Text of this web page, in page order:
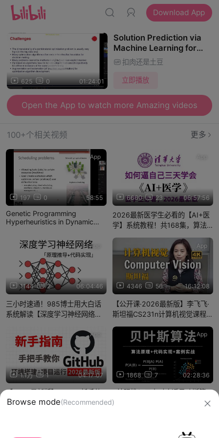
Download App
625 0 01:24:01
Solution Prediction via
Machine Learning for
Combinatorial
Optimization
扣肉还是土豆
立即播放
Open the App to watch more Amazing videos
100+个相关视频 更多
197 0 58:55
App
Genetic Programming
Hyperheuristics in Dynamic
6660 23 06:57:56
2026最新医学生必看的【AI+医
学】系统教程！共168集，算法
AI医学方向的论文和项目！AI/医
学影像/计算机视觉/AI医学/知识
1144 2 06:04:46
App
三小时速通！985博士用大白话
系统解读【深度学习神经网络】
果强多了！
4346 56 16:12:08
App
【公开课·2026最新版】李飞飞·
斯坦福CS231n计算机视觉课程
度学习、计算机视觉、神经网
络、全给讲透了！
1.1万 1 04:17:07
App
【2026最新版】GitHub新手使
用教程，计算机大佬手把手带你
1868 7 02:28:36
App
B站强推！三小时吃透贝叶斯算
法：原理推导+代码实现+案例实
Browse mode(Recommended)